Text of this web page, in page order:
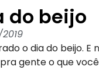
do beijo
o dia do beijo.
gente o que